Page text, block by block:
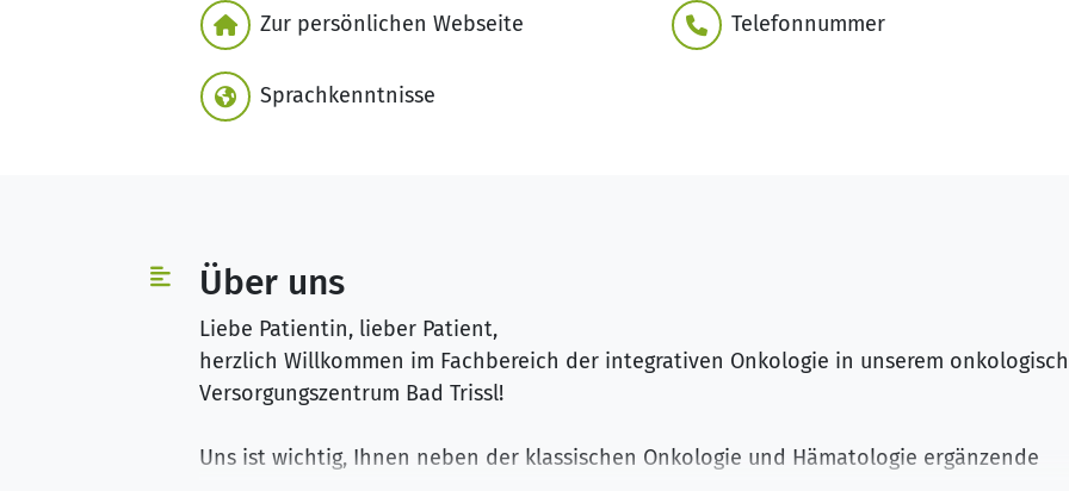
Zur persönlichen Webseite
Sprachkenntnisse
Telefonnummer
Über uns
Liebe Patientin, lieber Patient,
herzlich Willkommen im Fachbereich der integrativen Onkologie in unserem
Versorgungszentrum Bad Trissl!
Uns ist wichtig, Ihnen neben der klassischen Onkologie und Hämatologie ergänzende